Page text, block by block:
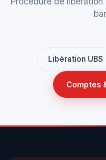
Libération UBS
Comptes